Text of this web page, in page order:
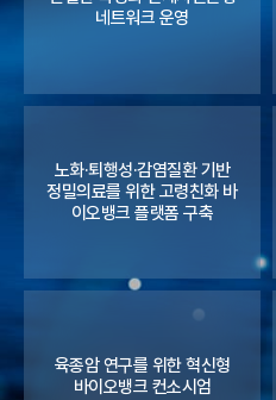
네트워크 운영
노화·퇴행성·감염질환 기반
정밀의료를 위한 고령친화 바
이오뱅크 플랫폼 구축
육종암 연구를 위한 혁신형
바이오뱅크 컨소시엄